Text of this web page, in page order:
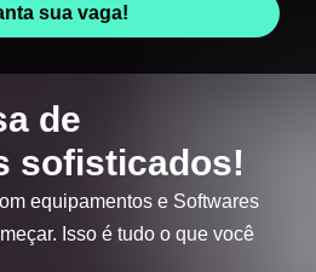
sua vaga!
de
sofisticados!
equipamentos e Softwares
Isso é tudo o que você